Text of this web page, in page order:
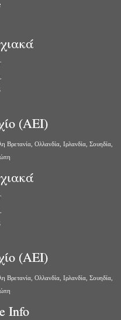
(ΑΕΙ)
Ολλανδία, Ιρλανδία, Σουηδία,
(ΑΕΙ)
Ολλανδία, Ιρλανδία, Σουηδία,
Info